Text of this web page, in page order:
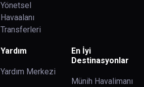
Yönetsel
Havaalanı
Transferleri
Yardım
Yardım Merkezi
En İyi
Destinasyonlar
Münih Havalimanı